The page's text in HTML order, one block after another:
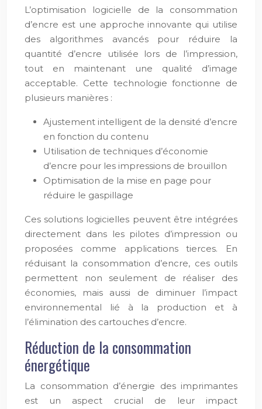
L’optimisation logicielle de la consommation
d’encre est une approche innovante qui utilise
des algorithmes avancés pour réduire la
quantité d’encre utilisée lors de l’impression,
tout en maintenant une qualité d’image
acceptable. Cette technologie fonctionne de
plusieurs manières :
Ajustement intelligent de la densité d’encre
en fonction du contenu
Utilisation de techniques d’économie
d’encre pour les impressions de brouillon
Optimisation de la mise en page pour
réduire le gaspillage
Ces solutions logicielles peuvent être intégrées
directement dans les pilotes d’impression ou
proposées comme applications tierces. En
réduisant la consommation d’encre, ces outils
permettent non seulement de réaliser des
économies, mais aussi de diminuer l’impact
environnemental lié à la production et à
l’élimination des cartouches d’encre.
Réduction de la consommation
énergétique
La consommation d’énergie des imprimantes
est un aspect crucial de leur impact